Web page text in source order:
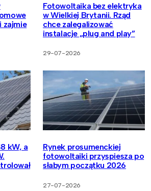
zajmie
Fotowoltaika bez elektryka
w Wielkiej Brytanii. Rząd
chce zalegalizować
instalacje „plug and play”
29-07-2026
kW, a
Rynek prosumenckiej
fotowoltaiki przyspiesza po
słabym początku 2026
27-07-2026